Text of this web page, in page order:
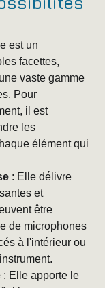
est un
facettes,
vaste gamme
Pour
il est
les
élément qui
: Elle délivre
et
être
de microphones
à l'intérieur ou
: Elle apporte le